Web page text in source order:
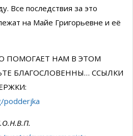
Все последствия за это
на Майе Григорьевне и её
ПОМОГАЕТ НАМ В ЭТОМ
БЛАГОСЛОВЕННЫ… ССЫЛКИ
podderjka